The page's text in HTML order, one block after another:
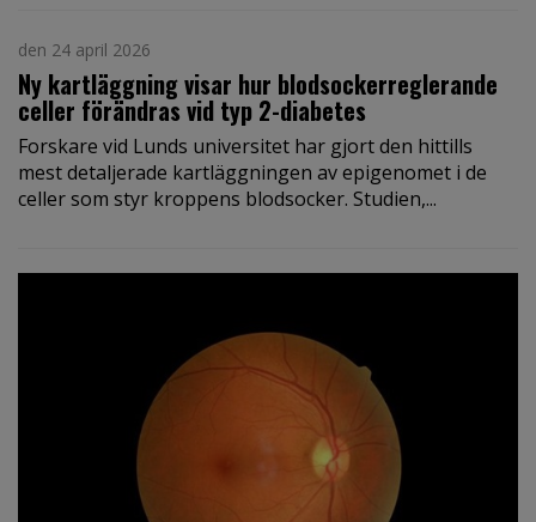
den 24 april 2026
Ny kartläggning visar hur blodsockerreglerande
celler förändras vid typ 2-diabetes
Forskare vid Lunds universitet har gjort den hittills
mest detaljerade kartläggningen av epigenomet i de
celler som styr kroppens blodsocker. Studien,...